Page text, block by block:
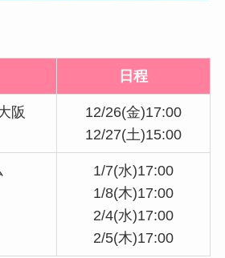
日程
阪
12/26(金)17:00
12/27(土)15:00
1/7(水)17:00
1/8(木)17:00
2/4(水)17:00
2/5(木)17:00